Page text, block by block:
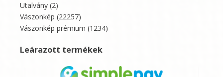
Utalvány (2)
Vászonkép (22257)
Vászonkép prémium (1234)
Leárazott termékek